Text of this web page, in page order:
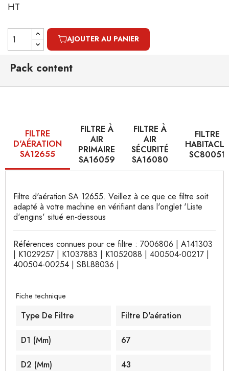
HT
AJOUTER AU PANIER
Pack content
FILTRE
D'AÉRATION
SA12655
FILTRE À
AIR
PRIMAIRE
SA16059
FILTRE À
AIR
SÉCURITÉ
SA16080
FILTRE
HABITACLE
SC80051
Filtre d'aération SA 12655. Veillez à ce que ce filtre soit
adapté à votre machine en vérifiant dans l'onglet 'Liste
d'engins' situé en-dessous
Références connues pour ce filtre : 7006806 | A141303
| K1029257 | K1037883 | K1052088 | 400504-00217 |
400504-00254 | SBL88036 |
Fiche technique
Type De Filtre Filtre D'aération
D1 (mm) 67
D2 (mm) 43